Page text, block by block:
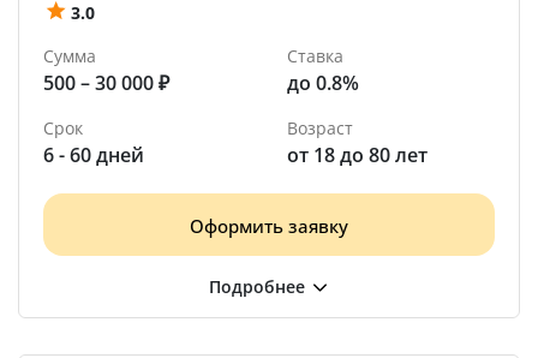
3.0
Сумма
500 – 30 000 ₽
Ставка
до 0.8%
Срок
6 - 60 дней
Возраст
от 18 до 80 лет
Оформить заявку